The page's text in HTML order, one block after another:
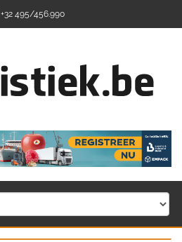
+32 495/456.990